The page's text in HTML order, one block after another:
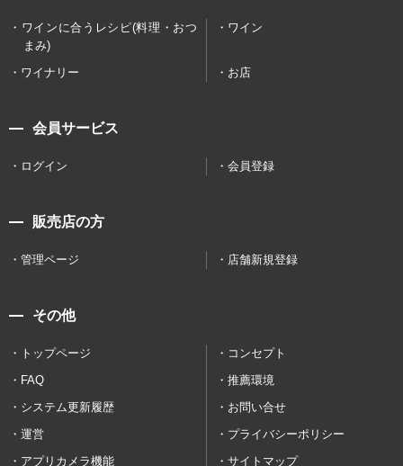
ワインに合うレシピ(料理・おつ
まみ)
ワイン
ワイナリー お店
会員サービス
ログイン 会員登録
販売店の方
管理ページ 店舗新規登録
その他
トップページ
コンセプト
FAQ
推薦環境
システム更新履歴
お問い合せ
運営
プライバシーポリシー
アプリカメラ機能
サイトマップ